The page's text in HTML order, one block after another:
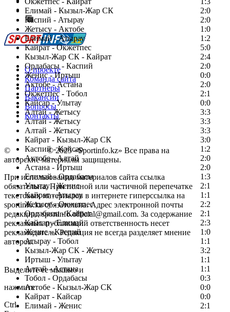
Елимай - Кызыл-Жар СК
2:0
Каспий - Атырау
2:0
Жетысу - Актобе
1:0
Елимай - Атырау
1:2
Кайрат - Окжетпес
5:0
Кызыл-Жар СК - Кайрат
2:4
Ордабасы - Каспий
2:0
Женис - Иртыш
0:0
Актобе - Астана
2:0
Окжетпес - Тобол
2:1
Кайсар - Улытау
0:0
Алтай - Жетысу
3:3
Алтай - Жетысу
3:3
Алтай - Жетысу
3:3
Кайрат - Кызыл-Жар СК
3:0
Каспий - Кайсар
1:2
Актобе - Алтай
2:0
Астана - Иртыш
2:0
Елимай - Ордабасы
1:3
Улытау - Женис
2:1
Кайрат - Атырау
1:1
Жетысу - Окжетпес
2:2
Ордабасы - Кайрат
2:1
Кайсар - Елимай
2:3
Женис - Каспий
1:0
Атырау - Тобол
1:1
Кызыл-Жар СК - Жетысу
3:2
Иртыш - Улытау
1:1
Алтай - Астана
1:1
Тобол - Ордабасы
0:3
Актобе - Кызыл-Жар СК
0:0
Кайрат - Кайсар
0:0
Елимай - Женис
2:1
Сообщить о мероприятии
Перейти на старый сайт
О проекте
Команда сайта
Партнеры
Вакансии
Вопросы
Контакты
© Copyright© 2025 «Sportinfo.kz» Все права на
авторские материалы защищены.
При использовании материалов сайта ссылка
обязательна. При полной или частичной перепечатке
текстовых материалов в интернете гиперссылка на
sportinfo.kz обязательна. Адрес электронной почты
редакции: sportinfo.official@gmail.com. За содержание
рекламных публикаций ответственность несет
рекламодатель. Редакция не всегда разделяет мнение
авторов.
Заметили ошибку в тексте?
Выделите ее мышью и
нажмите
Ctrl